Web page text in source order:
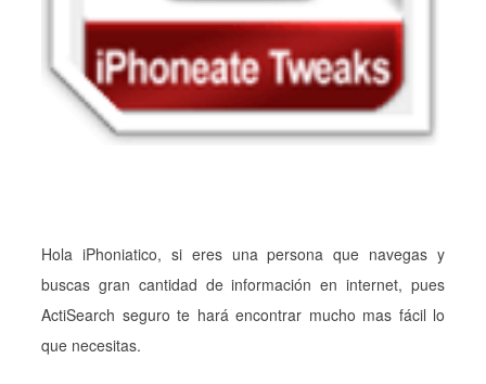
Hola iPhoniatico, si eres una persona que navegas y
buscas gran cantidad de información en internet, pues
ActiSearch seguro te hará encontrar mucho mas fácil lo
que necesitas.